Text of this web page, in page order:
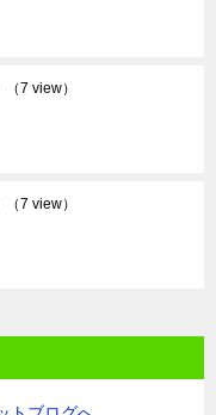
（7 view）
（7 view）